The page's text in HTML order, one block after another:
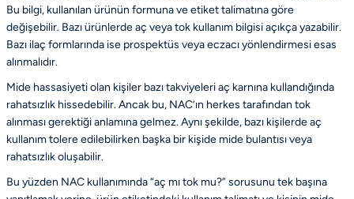
Bu bilgi, kullanılan ürünün formuna ve etiket talimatına göre
değişebilir. Bazı ürünlerde aç veya tok kullanım bilgisi açıkça yazabilir.
Bazı ilaç formlarında ise prospektüs veya eczacı yönlendirmesi esas
alınmalıdır.
Mide hassasiyeti olan kişiler bazı takviyeleri aç karnına kullandığında
rahatsızlık hissedebilir. Ancak bu, NAC’ın herkes tarafından tok
alınması gerektiği anlamına gelmez. Aynı şekilde, bazı kişilerde aç
kullanım tolere edilebilirken başka bir kişide mide bulantısı veya
rahatsızlık oluşabilir.
Bu yüzden NAC kullanımında “aç mı tok mu?” sorusunu tek başına